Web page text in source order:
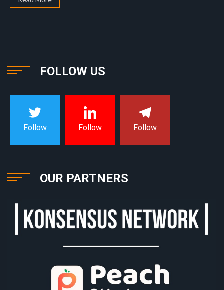
FOLLOW US
Follow Follow Follow
OUR PARTNERS